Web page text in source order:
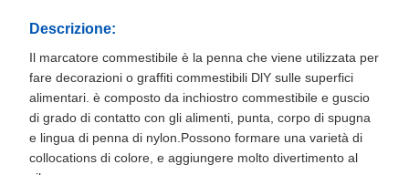
Descrizione:
Il marcatore commestibile è la penna che viene utilizzata per
fare decorazioni o graffiti commestibili DlY sulle superfici
alimentari. è composto da inchiostro commestibile e guscio
di grado di contatto con gli alimenti, punta, corpo di spugna
e lingua di penna di nylon.Possono formare una varietà di
collocations di colore, e aggiungere molto divertimento al